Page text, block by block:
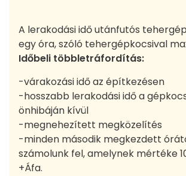
A lerakodási idő utánfutós
egy óra, szóló tehergépkocsival
Időbeli többletráfordítás:
-várakozási idő az építkezésen
-hosszabb lerakodási idő a
önhibáján kívül
-megnehezített megközelítés
-minden második megkezdett
számolunk fel, amelynek mértéke
+Áfa.